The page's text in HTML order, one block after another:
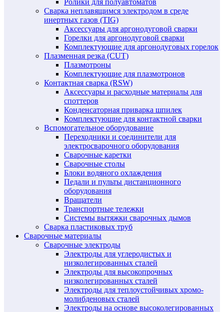
Ролики для полуавтоматов
Сварка неплавящимся электродом в среде
инертных газов (TIG)
Аксессуары для аргонодуговой сварки
Горелки для аргонодуговой сварки
Комплектующие для аргонодуговых горелок
Плазменная резка (CUT)
Плазмотроны
Комплектующие для плазмотронов
Контактная сварка (RSW)
Аксессуары и расходные материалы для
споттеров
Конденсаторная приварка шпилек
Комплектующие для контактной сварки
Вспомогательное оборудование
Переходники и соединители для
электросварочного оборудования
Сварочные каретки
Сварочные столы
Блоки водяного охлаждения
Педали и пульты дистанционного
оборудования
Вращатели
Транспортные тележки
Системы вытяжки сварочных дымов
Сварка пластиковых труб
Сварочные материалы
Сварочные электроды
Электроды для углеродистых и
низколегированных сталей
Электроды для высокопрочных
низколегированных сталей
Электроды для теплоустойчивых хромо-
молибденовых сталей
Электроды на основе высоколегированных